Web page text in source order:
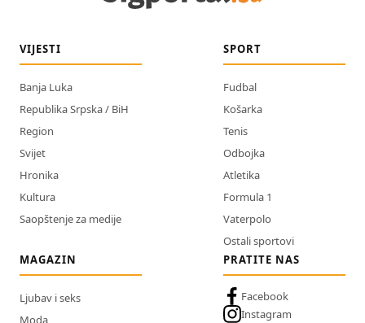
VIJESTI
Banja Luka
Republika Srpska / BiH
Region
Svijet
Hronika
Kultura
Saopštenje za medije
SPORT
Fudbal
Košarka
Tenis
Odbojka
Atletika
Formula 1
Vaterpolo
Ostali sportovi
MAGAZIN
Ljubav i seks
Moda
PRATITE NAS
Facebook
Instagram